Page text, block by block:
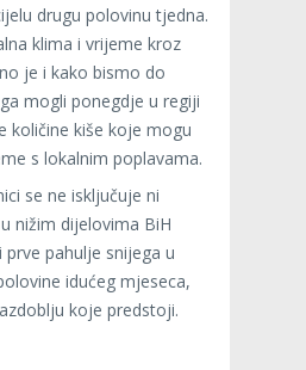
drugu polovinu tjedna.
klima i vrijeme kroz
je i kako bismo do
mogli ponegdje u regiji
količine kiše koje mogu
s lokalnim poplavama.
se ne isključuje ni
nižim dijelovima BiH
pahulje snijega u
idućeg mjeseca,
koje predstoji.